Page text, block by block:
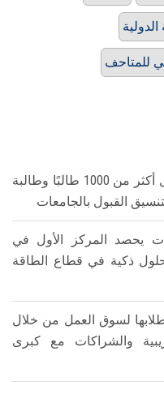
للمتاحف
معامل التنسيق الإلكتروني تستقبل أكثر من 1000 طالبًا وطالبة
القبول بالجامعات
يحصد المركز الأول في
حلول ذكية في قطاع الطاقة
لسوق العمل من خلال
والشراكات مع كبرى